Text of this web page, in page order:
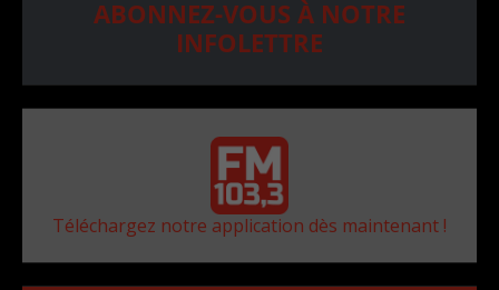
ABONNEZ-VOUS À NOTRE
INFOLETTRE
Téléchargez notre application dès maintenant !